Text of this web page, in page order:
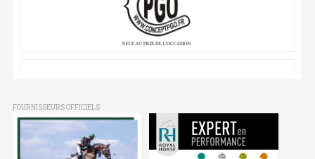
FOURNISSEURS OFFICIELS